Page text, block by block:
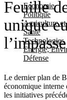
Economie
Politique
Agriculture
Santé
Technologies
Energie,
Défense
Feuille
unique
l’impasse
Le dernier plan de
économique interne
les initiatives